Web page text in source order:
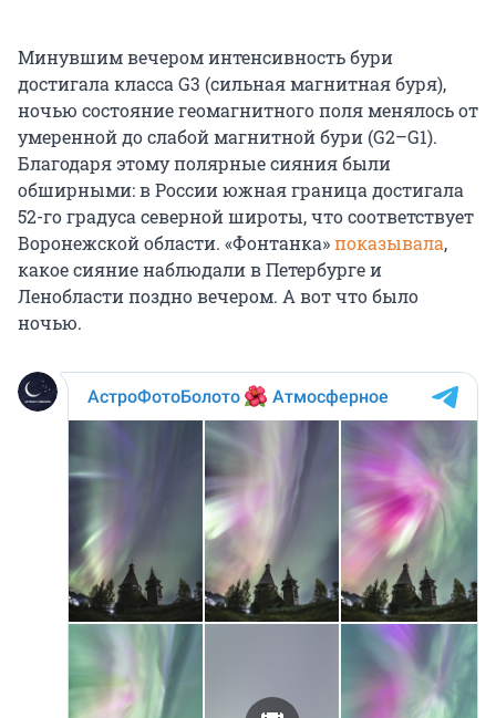
Минувшим вечером интенсивность бури
достигала класса G3 (сильная магнитная буря),
ночью состояние геомагнитного поля менялось от
умеренной до слабой магнитной бури (G2–G1).
Благодаря этому полярные сияния были
обширными: в России южная граница достигала
52-го градуса северной широты, что соответствует
Воронежской области. «Фонтанка»показывала,
какое сияние наблюдали в Петербурге и
Ленобласти поздно вечером. А вот что было
ночью.